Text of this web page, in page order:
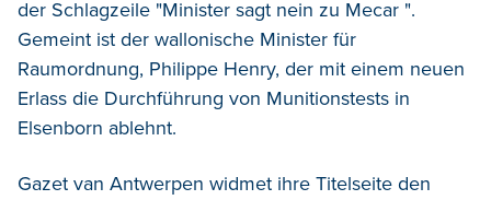
der Schlagzeile "Minister sagt nein zu Mecar ".
Gemeint ist der wallonische Minister für
Raumordnung, Philippe Henry, der mit einem neuen
Erlass die Durchführung von Munitionstests in
Elsenborn ablehnt.
Gazet van Antwerpen widmet ihre Titelseite den